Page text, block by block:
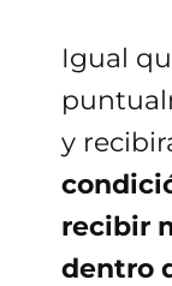
Igual
y
recibir
dentro